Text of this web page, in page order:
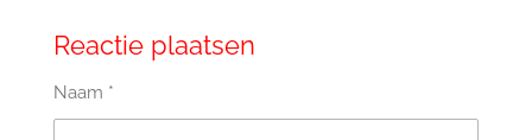
Reactie plaatsen
Naam *